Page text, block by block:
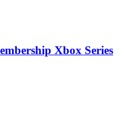
Xbox Series